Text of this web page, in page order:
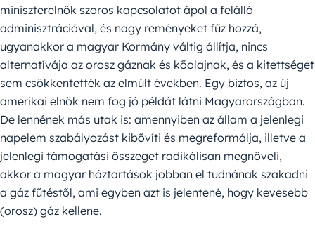
miniszterelnök szoros kapcsolatot ápol a felálló
adminisztrációval, és nagy reményeket fűz hozzá,
ugyanakkor a magyar Kormány váltig állítja, nincs
alternatívája az orosz gáznak és kőolajnak, és a kitettséget
sem csökkentették az elmúlt években. Egy biztos, az új
amerikai elnök nem fog jó példát látni Magyarországban.
De lennének más utak is: amennyiben az állam a jelenlegi
napelem szabályozást kibővíti és megreformálja, illetve a
jelenlegi támogatási összeget radikálisan megnöveli,
akkor a magyar háztartások jobban el tudnának szakadni
a gáz fűtéstől, ami egyben azt is jelentené, hogy kevesebb
(orosz) gáz kellene.